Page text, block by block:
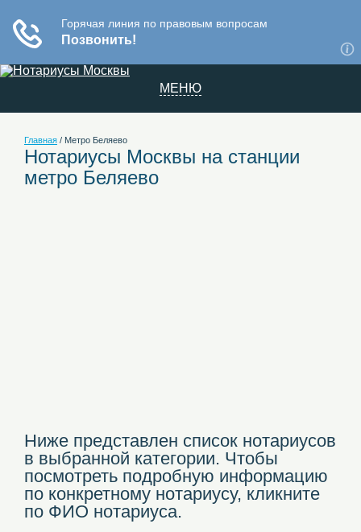
МЕНЮ
Главная / Метро Беляево
Нотариусы Москвы на станции
метро Беляево
Ниже представлен список нотариусов
в выбранной категории. Чтобы
посмотреть подробную информацию
по конкретному нотариусу, кликните
по ФИО нотариуса.